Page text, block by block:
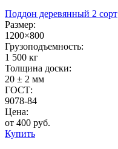
Поддон деревянный 2 сорт
Размер:
1200×800
Грузоподъемность:
1 500 кг
Толщина доски:
20 ± 2 мм
ГОСТ:
9078-84
Цена:
от 400 руб.
Купить